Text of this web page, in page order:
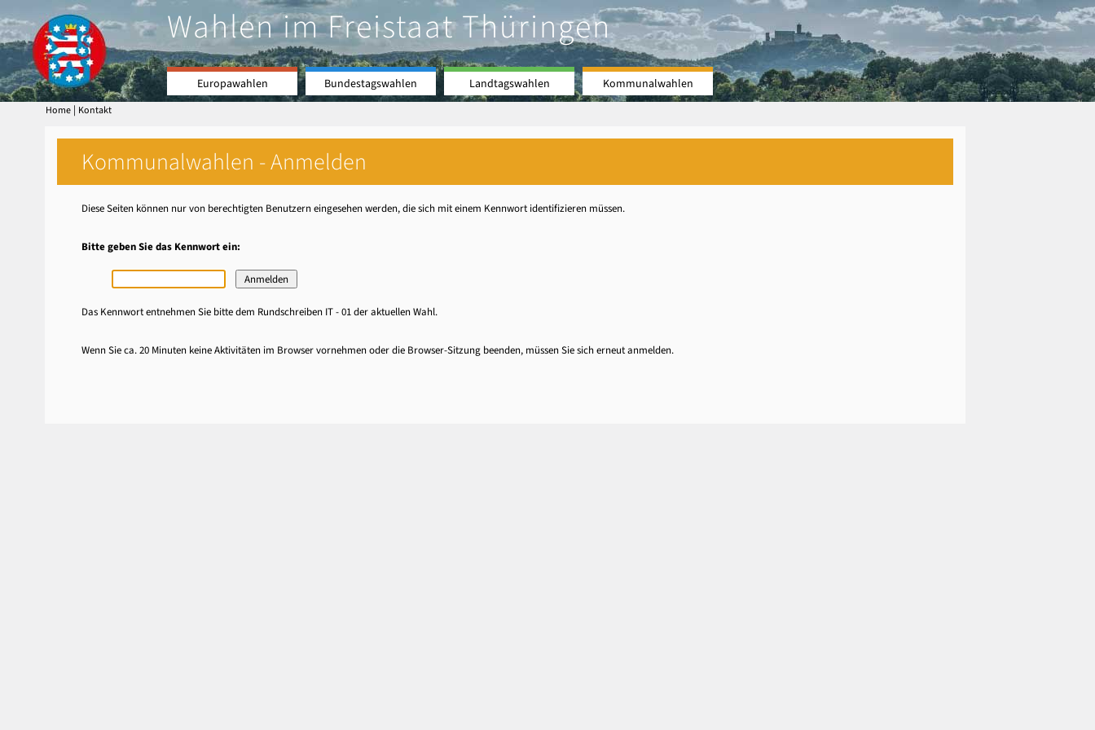
Wahlen im Freistaat Thüringen
Europawahlen Bundestagswahlen Landtagswahlen Kommunalwahlen
Home | Kontakt
Kommunalwahlen - Anmelden
Diese Seiten können nur von berechtigten Benutzern eingesehen werden, die sich mit einem Kennwort identifizieren müssen.
Bitte geben Sie das Kennwort ein:
Das Kennwort entnehmen Sie bitte dem Rundschreiben IT - 01 der aktuellen Wahl.
Wenn Sie ca. 20 Minuten keine Aktivitäten im Browser vornehmen oder die Browser-Sitzung beenden, müssen Sie sich erneut anmelden.